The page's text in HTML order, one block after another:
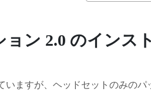
ョン 2.0 のインス
ますが、ヘッドセットのみのパ